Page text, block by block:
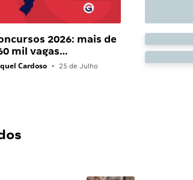
2026: mais de
mil vagas…
Cardoso • 25 de Julho